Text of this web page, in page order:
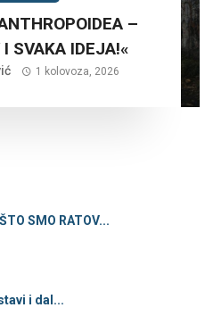
–
I SVAKA IDEJA!«
1 kolovoza, 2026
SMO RATOV...
i dal...